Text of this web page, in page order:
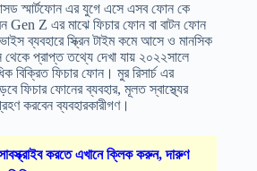
স্মার্টফোন এর যুগে এসে এসব ফোন কে
Gen Z এর মাঝে ফিচার ফোন বা বাটন ফোন
ব্যবহারে স্ক্রিন টাইম কমে আসে ও মানসিক
প্রাপ্ত তথ্যে দেখা যায় ২০২২সালে
বিক্রিত ফিচার ফোন। মুর রিসার্চ এর
ফিচার ফোনের ব্যবহার, মূলত স্বাস্থ্যের
করবেন ব্যবহারকারীগণ।
করতে এখানে ক্লিক করুন, দারুণ